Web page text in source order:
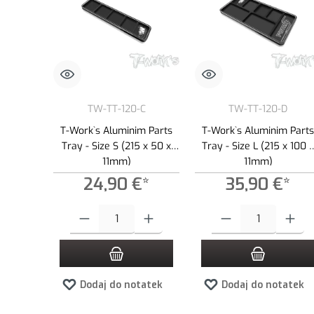
TW-TT-120-C
T-Work`s Aluminim Parts
Tray - Size S (215 x 50 x
11mm)
24,90 €*
Dodaj do notatek
TW-TT-120-D
T-Work`s Aluminim Parts
Tray - Size L (215 x 100 x
11mm)
35,90 €*
Dodaj do notatek